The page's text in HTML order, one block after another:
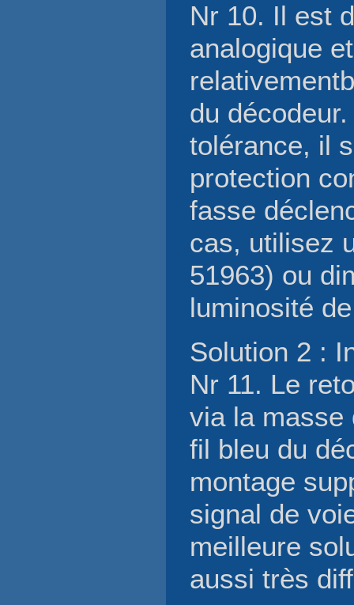
Nr 10. Il est
analogique
du
tolérance, il
protection
fasse
cas, utilisez
51963) ou
luminosité
Solution 2 :
Nr 11. Le
via la masse
fil bleu du
montage
signal de
meilleure
aussi très